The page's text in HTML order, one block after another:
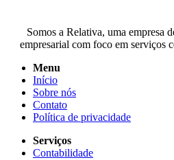
Somos a Relativa, uma empresa
empresarial com foco em serviços
Menu
Início
Sobre nós
Contato
Política de privacidade
Serviços
Contabilidade